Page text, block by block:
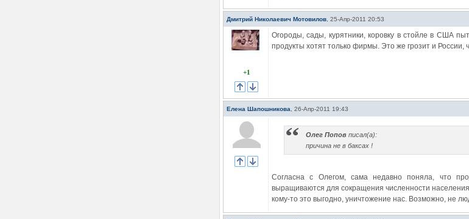
Дмитрий Николаевич Мотовилов 25-Апр-2011 20:53
+1
Огороды, сады, курятники, коровку в стойле в США
продукты хотят только фирмы. Это же грозит и России,
Елена Шапошникова 26-Апр-2011 19:43
Олег Попов писал(а):
причина не в баксах !
Согласна с Олегом, сама недавно поняла, что
выращиваются для сокращения численности
кому-то это выгодно, уничтожение нас. Возможно, не